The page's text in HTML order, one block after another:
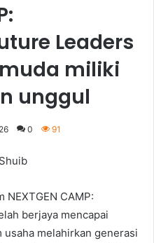
Leaders
miliki
unggul
0 91
NEXTGEN CAMP:
berjaya mencapai
melahirkan generasi